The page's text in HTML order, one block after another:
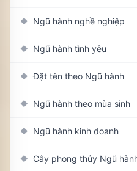
◆ Ngũ hành nghề nghiệp
◆ Ngũ hành tình yêu
◆ Đặt tên theo Ngũ hành
◆ Ngũ hành theo mùa sinh
◆ Ngũ hành kinh doanh
◆ Cây phong thủy Ngũ